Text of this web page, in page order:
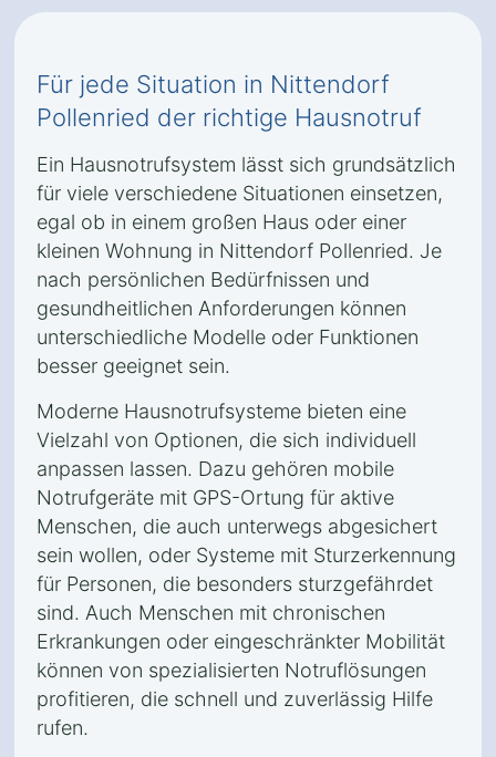
Für jede Situation in Nittendorf
Pollenried der richtige Hausnotruf
Ein Hausnotrufsystem lässt sich grundsätzlich
für viele verschiedene Situationen einsetzen,
egal ob in einem großen Haus oder einer
kleinen Wohnung in Nittendorf Pollenried. Je
nach persönlichen Bedürfnissen und
gesundheitlichen Anforderungen können
unterschiedliche Modelle oder Funktionen
besser geeignet sein.
Moderne Hausnotrufsysteme bieten eine
Vielzahl von Optionen, die sich individuell
anpassen lassen. Dazu gehören mobile
Notrufgeräte mit GPS-Ortung für aktive
Menschen, die auch unterwegs abgesichert
sein wollen, oder Systeme mit Sturzerkennung
für Personen, die besonders sturzgefährdet
sind. Auch Menschen mit chronischen
Erkrankungen oder eingeschränkter Mobilität
können von spezialisierten Notruflösungen
profitieren, die schnell und zuverlässig Hilfe
rufen.